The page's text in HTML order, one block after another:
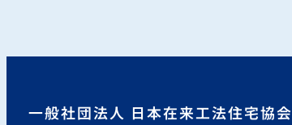
一般社団法人 日本在来工法住宅協会